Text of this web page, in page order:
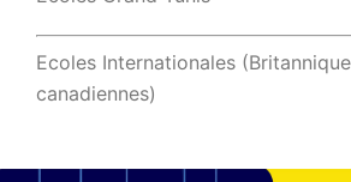
Ecoles Internationales
canadiennes)